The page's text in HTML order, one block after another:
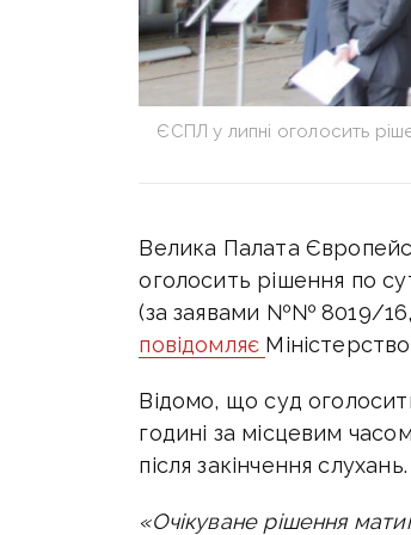
ЄСПЛ у липні оголосить
Велика Палата
оголосить рішення по
(за заявами №№ 8019/
повідомляє
Відомо, що суд
годині за місцевим
після закінчення слухань.
«Очікуване рішення